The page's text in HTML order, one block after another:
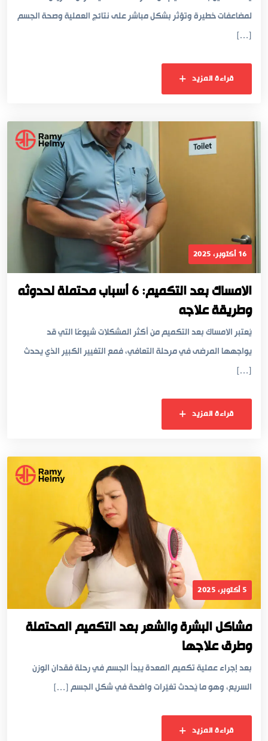
لمضاعفات خطيرة وتؤثر بشكل مباشر على نتائج العملية وصحة الجسم
[…]
قراءة المزيد
16 أكتوبر، 2025
الامساك بعد التكميم: 6 أسباب محتملة لحدوثه
وطريقة علاجه
يُعتبر الامساك بعد التكميم من أكثر المشكلات شيوعًا التي قد
يواجهها المرضى في مرحلة التعافي، فمع التغيير الكبير الذي يحدث
[…]
قراءة المزيد
5 أكتوبر، 2025
مشاكل البشرة والشعر بعد التكميم المحتملة
وطرق علاجها
بعد إجراء عملية تكميم المعدة يبدأ الجسم في رحلة فقدان الوزن
السريع، وهو ما يُحدث تغيّرات واضحة في شكل الجسم […]
قراءة المزيد